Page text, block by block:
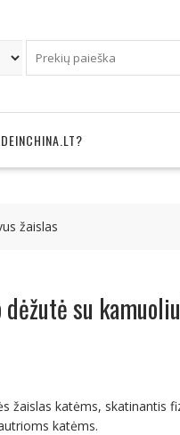
žaislas
dėžutė su
žaislas katėms, skatinantis
katėms.